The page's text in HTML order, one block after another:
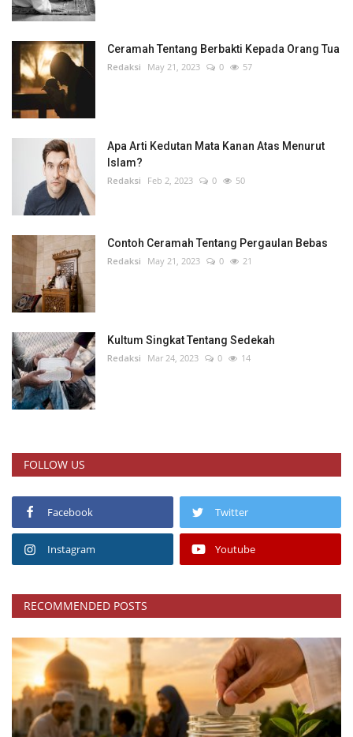
Ceramah Tentang Berbakti Kepada Orang Tua
Redaksi May 21, 2023 0 57
Apa Arti Kedutan Mata Kanan Atas Menurut
Islam?
Redaksi Feb 2, 2023 0 50
Contoh Ceramah Tentang Pergaulan Bebas
Redaksi May 21, 2023 0 21
Kultum Singkat Tentang Sedekah
Redaksi Mar 24, 2023 0 14
FOLLOW US
Facebook Twitter
Instagram Youtube
RECOMMENDED POSTS